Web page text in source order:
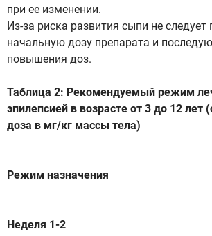
при ее изменении.
Из-за риска развития сыпи не
начальную дозу препарата и
повышения доз.
Таблица 2: Рекомендуемый режим
эпилепсией в возрасте от 3 до 12 лет
доза в мг/кг массы тела)
Режим назначения
Неделя 1-2